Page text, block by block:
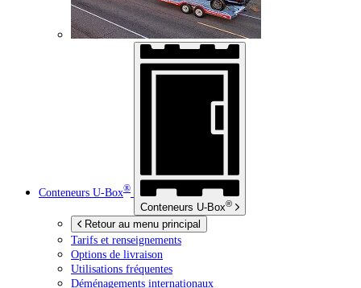
Conteneurs U-Box®
Conteneurs U-Box®
Retour au menu principal
Tarifs et renseignements
Options de livraison
Utilisations fréquentes
Déménagements internationaux